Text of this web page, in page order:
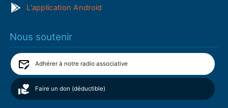
L'application Android
Nous soutenir
Adhérer à notre radio associative
Faire un don (déductible)